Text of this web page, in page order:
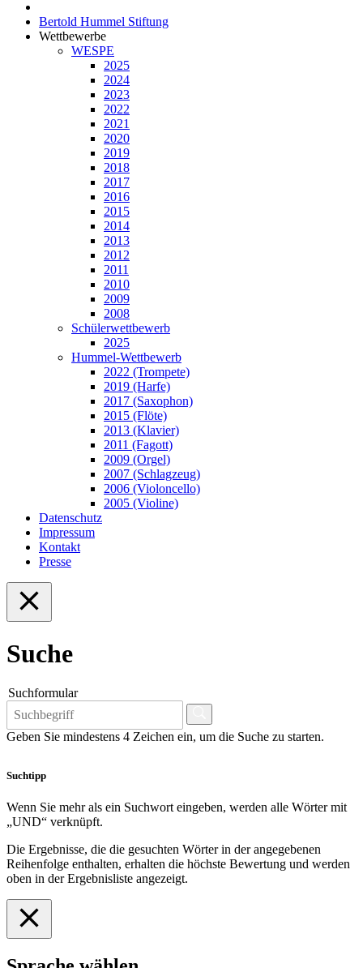
Bertold Hummel Stiftung
Wettbewerbe
WESPE
2025
2024
2023
2022
2021
2020
2019
2018
2017
2016
2015
2014
2013
2012
2011
2010
2009
2008
Schülerwettbewerb
2025
Hummel-Wettbewerb
2022 (Trompete)
2019 (Harfe)
2017 (Saxophon)
2015 (Flöte)
2013 (Klavier)
2011 (Fagott)
2009 (Orgel)
2007 (Schlagzeug)
2006 (Violoncello)
2005 (Violine)
Datenschutz
Impressum
Kontakt
Presse
Suche
Suchformular
Geben Sie mindestens 4 Zeichen ein, um die Suche zu starten.
Suchtipp
Wenn Sie mehr als ein Suchwort eingeben, werden alle Wörter mit
„UND“ verknüpft.
Die Ergebnisse, die die gesuchten Wörter in der angegebenen
Reihenfolge enthalten, erhalten die höchste Bewertung und werden
oben in der Ergebnisliste angezeigt.